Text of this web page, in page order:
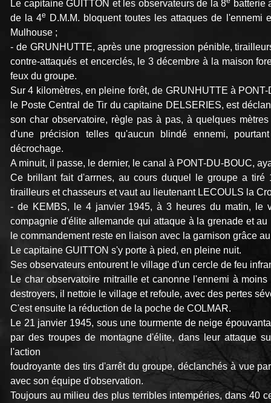
Le capitaine GUITTON et les observateurs de la 8
batterie
de la 4e
D.M.M. bloquent toutes les attaques de l'ennemi
Mulhouse ;
- de GRUNHUTTE, après une progression pénible,
contre-attaqués et encerclés, le 3 décembre à la maison
feux du groupe.
Sur 4 kilomètres, en pleine forêt, de GRUNHUTTE à
le Poste Central de Tir du capitaine DELSERIES, est
son char observatoire, règle pas à pas, à quelques
d'une précision telles qu'aucun blindé ennemi,
décrochage.
A minuit, il passe, le dernier, le canal à PONT-DU-BOUC,
Ce brillant fait d'arrnes, au cours duquel le groupe a tiré
tirailleurs et chasseurs et vaut au lieutenant LECOULS la
- de KEMBS, le 4 janvier 1945, à 3 heures du matin, le
compagnie d'élite allemande qui attaque à la grenade et
le commandement reste en liaison avec la garnison grâce
Le capitaine GUITTON s'y porte à pied, en pleine nuit.
Ses observateurs entourent le village d'un cercle de feu
Le char observatoire rnitraille et canonne l'ennemi à
destroyers, il nettoie le village et refoule, avec des pertes
C'est ensuite la réduction de la poche de COLMAR.
Le 21 janvier 1945, sous une tourmente de neige
par des troupes de montagne d'élite, dans leur attaque
l'action
foudroyante des tirs d'arrêt du groupe, déclanchés à vue
avec son équipe d'observation.
Toujours au milieu des plus terribles intempéries, dans 40